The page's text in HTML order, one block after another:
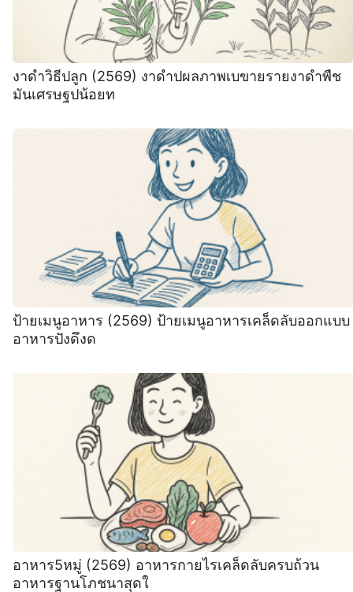
งาดําวิธีปลูก (2569) งาดำปผลภาพเบขายรายงาดำพืช
มันเศรษฐปน้อยท
ป้ายเมนูอาหาร (2569) ป้ายเมนูอาหารเคล็ดลับออกแบบ
อาหารปังดึงด
อาหาร5หมู่ (2569) อาหารกายไรเคล็ดลับครบถ้วน
อาหารฐานโภชนาสุดใ